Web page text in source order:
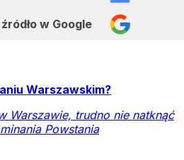
źródło w Google
Warszawskim?
Warszawie, trudno nie natknąć
Powstania